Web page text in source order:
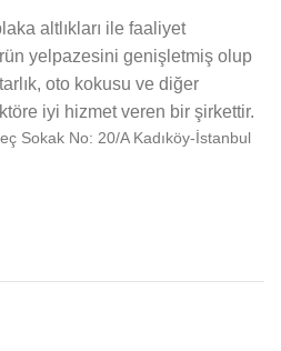
altlıkları ile faaliyet
yelpazesini genişletmiş olup
oto kokusu ve diğer
iyi hizmet veren bir şirkettir.
Sokak No: 20/A Kadıköy-İstanbul